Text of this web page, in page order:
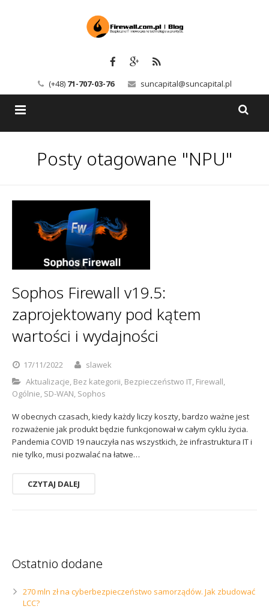
(+48) 71-707-03-76 suncapital@suncapital.pl
Backup-Solutions
Bezpieczeństwo IT
Kerio
Serwery pocztowe
Usługi
Newsletter
Szkolenia
Posty otagowane "NPU"
Sophos Firewall v19.5:
zaprojektowany pod kątem
wartości i wydajności
17/11/2022
slawek
Aktualizacje, Bez kategorii, Bezpieczeństwo IT, Firewall,
Ogólnie, SD-WAN, Sophos
W obecnych czasach, kiedy każdy liczy koszty, bardzo ważne jest
rozważenie jak produkt będzie funkcjonował w całym cyklu życia.
Pandemia COVID 19 nauczyła nas wszystkich, że infrastruktura IT i
nie tylko, musi pozwalać na łatwe…
CZYTAJ DALEJ
Ostatnio dodane
270 mln zł na cyberbezpieczeństwo samorządów. Jak zbudować
LCC?